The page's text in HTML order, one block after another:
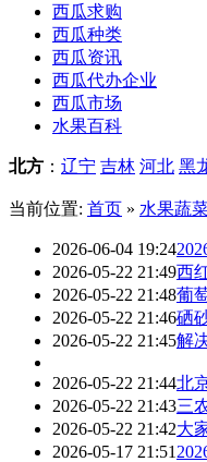
西瓜求购
西瓜种类
西瓜资讯
西瓜代办企业
西瓜市场
水果百科
北方 ： 辽宁 吉林 河北 黑
当前位置: 首页 » 水果蔬
2026-06-04 19:24
2026-05-22 21:49西
2026-05-22 21:48葡
2026-05-22 21:46硒
2026-05-22 21:45解
2026-05-22 21:44北
2026-05-22 21:43三
2026-05-22 21:42大
2026-05-17 21:51